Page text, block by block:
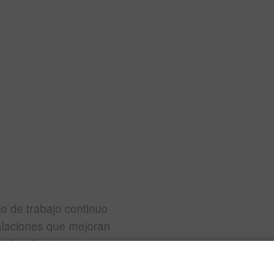
de trabajo continuo
que mejoran
Lo clientes
de contacto,